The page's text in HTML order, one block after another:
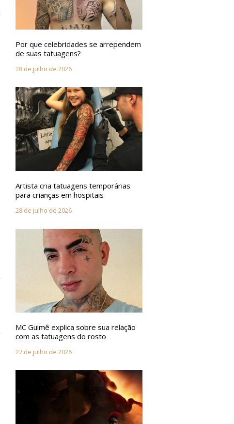
Por que celebridades se arrependem
de suas tatuagens?
28 de julho de 2026
Artista cria tatuagens temporárias
para crianças em hospitais
28 de julho de 2026
MC Guimê explica sobre sua relação
com as tatuagens do rosto
27 de julho de 2026